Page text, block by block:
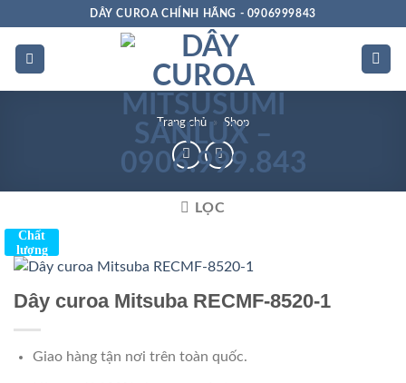
dung
DÂY CUROA CHÍNH HÃNG - 0906999843
Trang chủ » Shop
LỌC
Chất
lượng
Dây curoa Mitsuba RECMF-8520-1
Giao hàng tận nơi trên toàn quốc.